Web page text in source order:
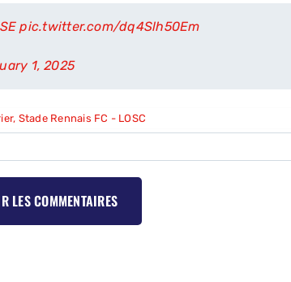
pic.twitter.com/dq4Slh50Em
1, 2025
, Stade Rennais FC - LOSC
LES COMMENTAIRES